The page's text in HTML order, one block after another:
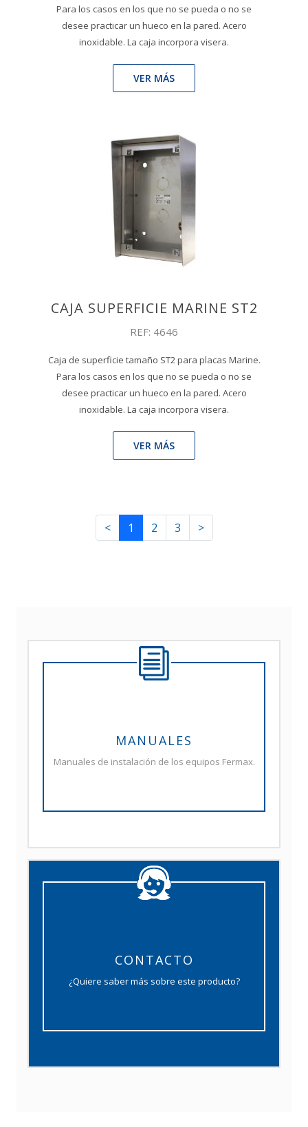
Para los casos en los que no se pueda o no se
desee practicar un hueco en la pared. Acero
inoxidable. La caja incorpora visera.
VER MÁS
CAJA SUPERFICIE MARINE ST2
REF: 4646
Caja de superficie tamaño ST2 para placas Marine.
Para los casos en los que no se pueda o no se
desee practicar un hueco en la pared. Acero
inoxidable. La caja incorpora visera.
VER MÁS
< 1 2 3 >
MANUALES
Manuales de instalación de los equipos Fermax.
CONTACTO
¿Quiere saber más sobre este producto?